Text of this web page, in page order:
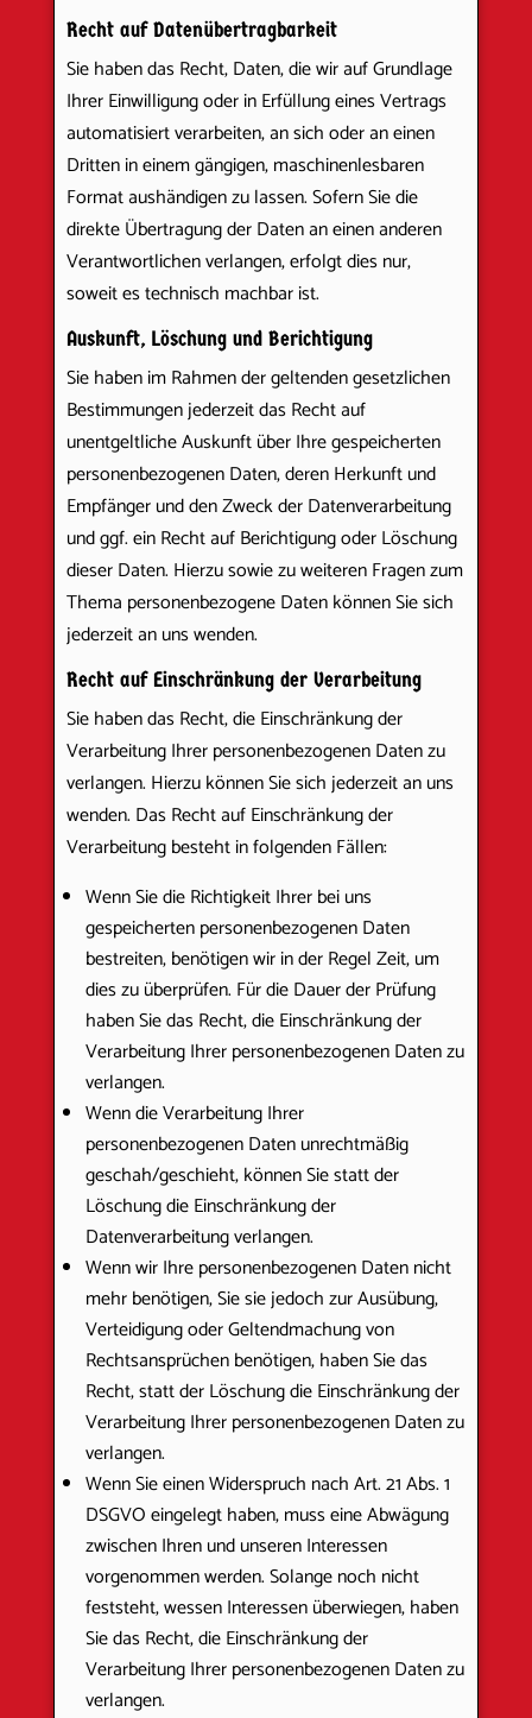
Recht auf Daten­übertrag­barkeit
Sie haben das Recht, Daten, die wir auf Grundlage
Ihrer Einwilligung oder in Erfüllung eines Vertrags
automatisiert verarbeiten, an sich oder an einen
Dritten in einem gängigen, maschinenlesbaren
Format aushändigen zu lassen. Sofern Sie die
direkte Übertragung der Daten an einen anderen
Verantwortlichen verlangen, erfolgt dies nur,
soweit es technisch machbar ist.
Auskunft, Löschung und Berichtigung
Sie haben im Rahmen der geltenden gesetzlichen
Bestimmungen jederzeit das Recht auf
unentgeltliche Auskunft über Ihre gespeicherten
personenbezogenen Daten, deren Herkunft und
Empfänger und den Zweck der Datenverarbeitung
und ggf. ein Recht auf Berichtigung oder Löschung
dieser Daten. Hierzu sowie zu weiteren Fragen zum
Thema personenbezogene Daten können Sie sich
jederzeit an uns wenden.
Recht auf Einschränkung der Verarbeitung
Sie haben das Recht, die Einschränkung der
Verarbeitung Ihrer personenbezogenen Daten zu
verlangen. Hierzu können Sie sich jederzeit an uns
wenden. Das Recht auf Einschränkung der
Verarbeitung besteht in folgenden Fällen:
Wenn Sie die Richtigkeit Ihrer bei uns
gespeicherten personenbezogenen Daten
bestreiten, benötigen wir in der Regel Zeit, um
dies zu überprüfen. Für die Dauer der Prüfung
haben Sie das Recht, die Einschränkung der
Verarbeitung Ihrer personenbezogenen Daten zu
verlangen.
Wenn die Verarbeitung Ihrer
personenbezogenen Daten unrechtmäßig
geschah/geschieht, können Sie statt der
Löschung die Einschränkung der
Datenverarbeitung verlangen.
Wenn wir Ihre personenbezogenen Daten nicht
mehr benötigen, Sie sie jedoch zur Ausübung,
Verteidigung oder Geltendmachung von
Rechtsansprüchen benötigen, haben Sie das
Recht, statt der Löschung die Einschränkung der
Verarbeitung Ihrer personenbezogenen Daten zu
verlangen.
Wenn Sie einen Widerspruch nach Art. 21 Abs. 1
DSGVO eingelegt haben, muss eine Abwägung
zwischen Ihren und unseren Interessen
vorgenommen werden. Solange noch nicht
feststeht, wessen Interessen überwiegen, haben
Sie das Recht, die Einschränkung der
Verarbeitung Ihrer personenbezogenen Daten zu
verlangen.